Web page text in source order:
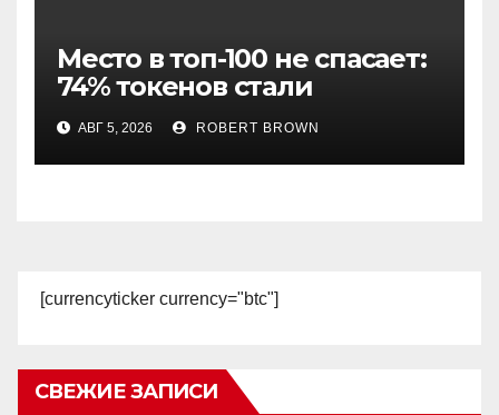
Место в топ-100 не спасает:
74% токенов стали
мертвыми
АВГ 5, 2026 ROBERT BROWN
[currencyticker currency="btc"]
СВЕЖИЕ ЗАПИСИ